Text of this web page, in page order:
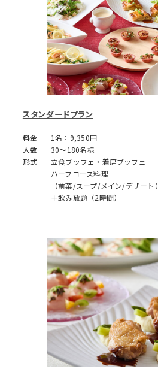
スタンダードプラン
料金
1名：9,350円
人数
30～180名様
形式
立食ブッフェ・着席ブッフェ
ハーフコース料理
（前菜/スープ/メイン/デザート）
＋飲み放題（2時間）